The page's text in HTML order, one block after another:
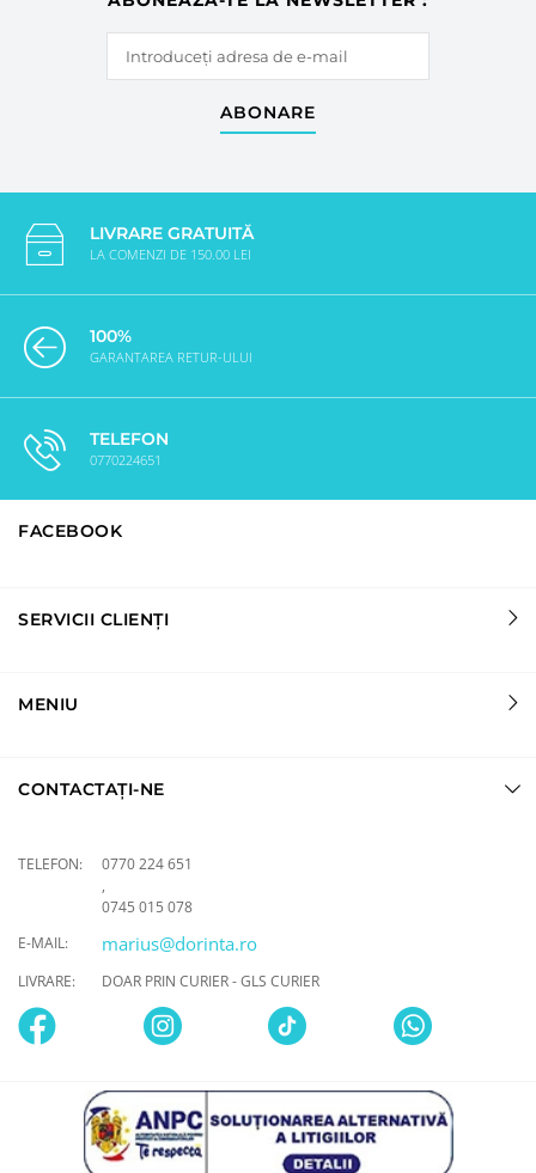
ABONARE
LIVRARE GRATUITĂ
LA COMENZI DE 150.00 LEI
100%
GARANTAREA RETUR-ULUI
TELEFON
0770224651
FACEBOOK
SERVICII CLIENȚI
MENIU
CONTACTAȚI-NE
TELEFON:
0770 224 651
,
0745 015 078
E-MAIL:
marius@dorinta.ro
LIVRARE: DOAR PRIN CURIER - GLS CURIER